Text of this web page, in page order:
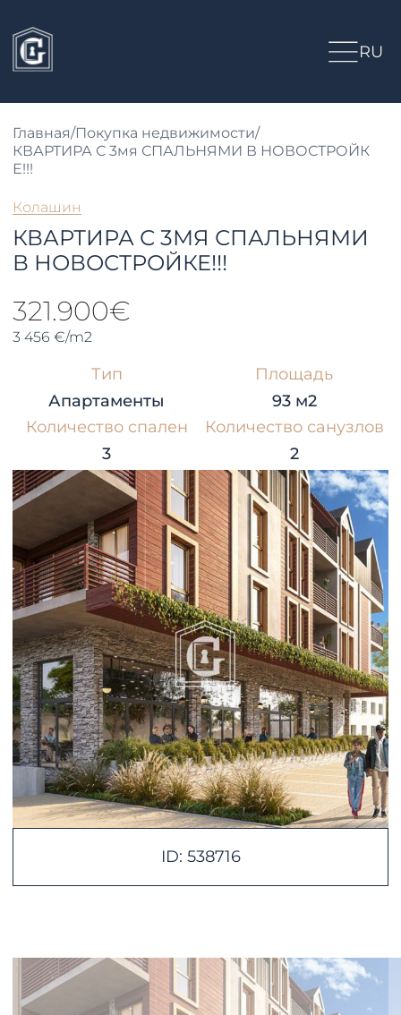
RU
Главная/Покупка недвижимости/
КВАРТИРА С 3мя СПАЛЬНЯМИ В НОВОСТРОЙК
Е!!!
Колашин
КВАРТИРА С 3МЯ СПАЛЬНЯМИ
В НОВОСТРОЙКЕ!!!
321.900€
3 456 €/m2
Тип
Апартаменты
Площадь
93 м2
Количество спален
3
Количество санузлов
2
ID: 538716